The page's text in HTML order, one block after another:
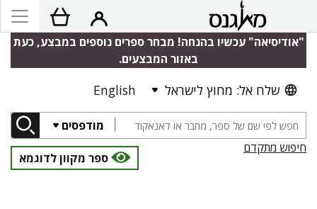
"אודיסיאה" עכשיו בהנחה! מבחר ספרים נוספים במבצע, כעת
באזור המבצעים.
שלח אל: מחוץ לישראל English
מודפסים
חיפוש מתקדם
ספר מקוון לדוגמא